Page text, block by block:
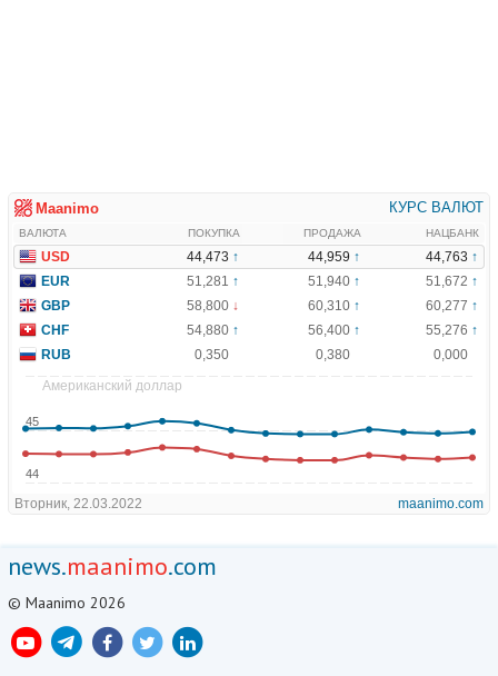
news.maanimo.com
© Maanimo 2026